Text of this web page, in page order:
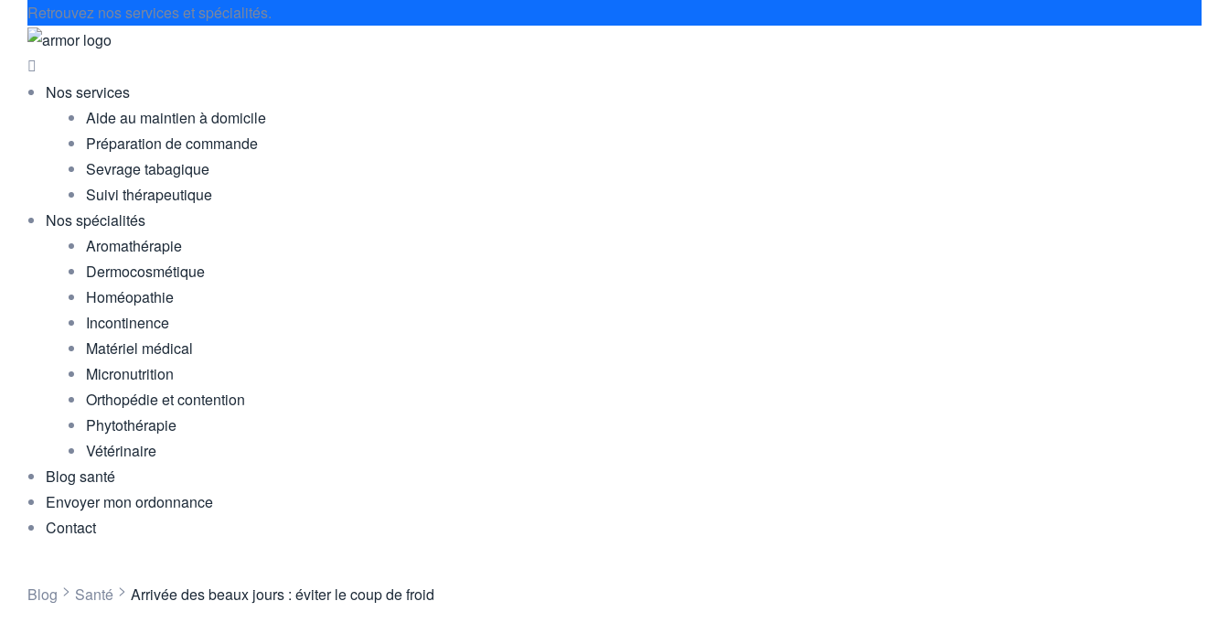
Retrouvez nos services et spécialités.
Nos services
Aide au maintien à domicile
Préparation de commande
Sevrage tabagique
Suivi thérapeutique
Nos spécialités
Aromathérapie
Dermocosmétique
Homéopathie
Incontinence
Matériel médical
Micronutrition
Orthopédie et contention
Phytothérapie
Vétérinaire
Blog santé
Envoyer mon ordonnance
Contact
Blog > Santé > Arrivée des beaux jours : éviter le coup de froid